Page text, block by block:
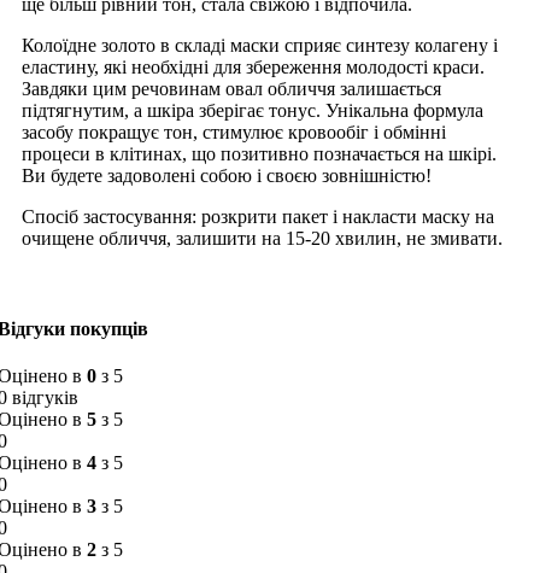
Колоїдне золото в складі маски сприяє синтезу колагену і
еластину, які необхідні для збереження молодості краси.
Завдяки цим речовинам овал обличчя залишається
підтягнутим, а шкіра зберігає тонус. Унікальна формула
засобу покращує тон, стимулює кровообіг і обмінні
процеси в клітинах, що позитивно позначається на шкірі.
Ви будете задоволені собою і своєю зовнішністю!
Спосіб застосування: розкрити пакет і накласти маску на
очищене обличчя, залишити на 15-20 хвилин, не змивати.
покупців
в 0 з 5
відгуків
в 5 з 5
в 4 з 5
в 3 з 5
в 2 з 5